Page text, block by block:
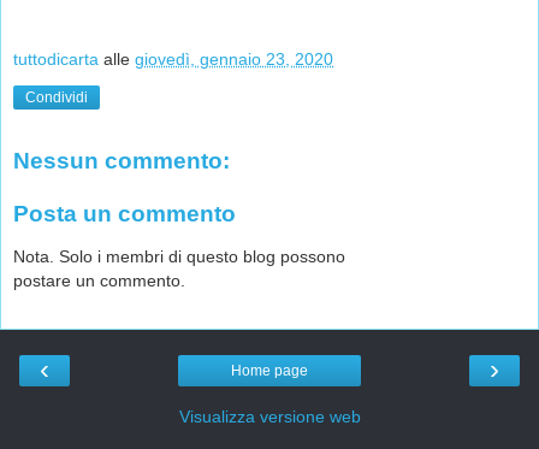
tuttodicarta alle giovedì, gennaio 23, 2020
Condividi
Nessun commento:
Posta un commento
Nota. Solo i membri di questo blog possono
postare un commento.
‹ ›
Home page
Visualizza versione web